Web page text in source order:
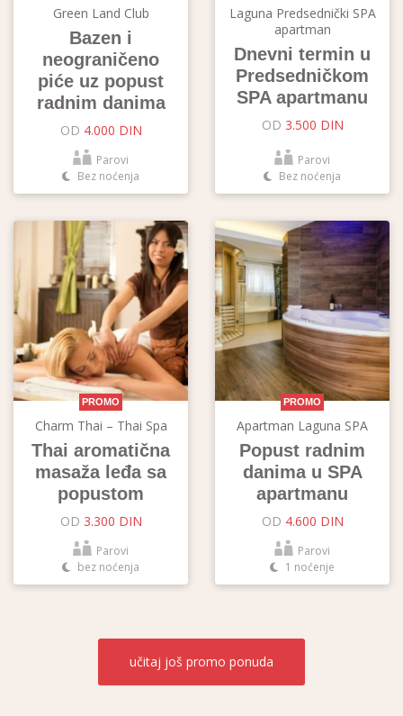
Green Land Club
Bazen i
neograničeno
piće uz popust
radnim danima
OD 4.000 DIN
Parovi
Bez noćenja
Laguna Predsednički SPA
apartman
Dnevni termin u
Predsedničkom
SPA apartmanu
OD 3.500 DIN
Parovi
Bez noćenja
PROMO
Charm Thai – Thai Spa
Thai aromatična
masaža leđa sa
popustom
OD 3.300 DIN
Parovi
bez noćenja
PROMO
Apartman Laguna SPA
Popust radnim
danima u SPA
apartmanu
OD 4.600 DIN
Parovi
1 noćenje
učitaj još promo ponuda